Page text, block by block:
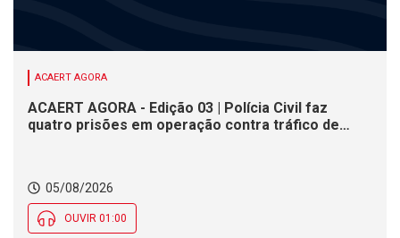
ACAERT AGORA
ACAERT AGORA - Edição 03 | Polícia Civil faz
quatro prisões em operação contra tráfico de
regionais
05/08/2026
OUVIR 01:00